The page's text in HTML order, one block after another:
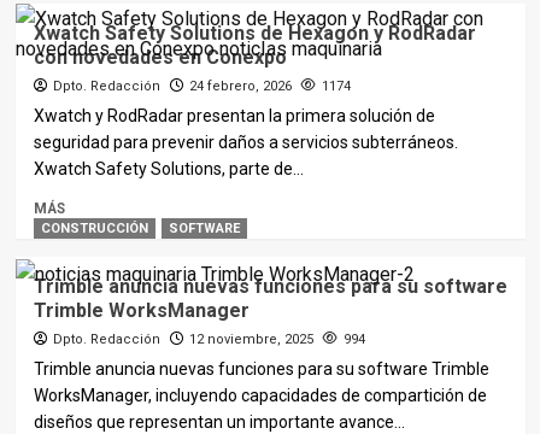
Xwatch Safety Solutions de Hexagon y RodRadar
con novedades en Conexpo
Dpto. Redacción 24 febrero, 2026 1174
Xwatch y RodRadar presentan la primera solución de
seguridad para prevenir daños a servicios subterráneos.
Xwatch Safety Solutions, parte de...
MÁS
CONSTRUCCIÓN SOFTWARE
Trimble anuncia nuevas funciones para su software
Trimble WorksManager
Dpto. Redacción 12 noviembre, 2025 994
Trimble anuncia nuevas funciones para su software Trimble
WorksManager, incluyendo capacidades de compartición de
diseños que representan un importante avance...